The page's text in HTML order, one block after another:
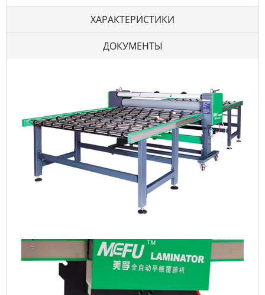
ХАРАКТЕРИСТИКИ
ДОКУМЕНТЫ